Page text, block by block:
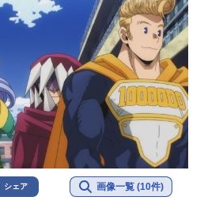
シェア 画像一覧 (10件)